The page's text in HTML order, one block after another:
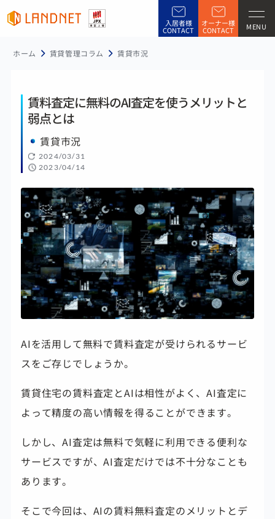
入居者様
CONTACT
オーナー様
CONTACT MENU
ホーム 賃貸管理コラム 賃貸市況
賃料査定に無料のAI査定を使うメリットと
弱点とは
賃貸市況
2024/03/31
2023/04/14
AIを活用して無料で賃料査定が受けられるサービ
スをご存じでしょうか。
賃貸住宅の賃料査定とAIは相性がよく、AI査定に
よって精度の高い情報を得ることができます。
しかし、AI査定は無料で気軽に利用できる便利な
サービスですが、AI査定だけでは不十分なことも
あります。
そこで今回は、AIの賃料無料査定のメリットとデ